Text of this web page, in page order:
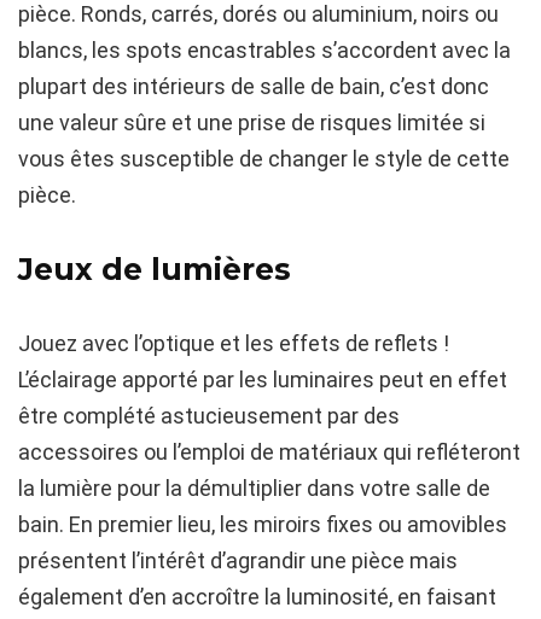
pièce. Ronds, carrés, dorés ou aluminium, noirs ou
blancs, les spots encastrables s’accordent avec la
plupart des intérieurs de salle de bain, c’est donc
une valeur sûre et une prise de risques limitée si
vous êtes susceptible de changer le style de cette
pièce.
Jeux de lumières
Jouez avec l’optique et les effets de reflets !
L’éclairage apporté par les luminaires peut en effet
être complété astucieusement par des
accessoires ou l’emploi de matériaux qui refléteront
la lumière pour la démultiplier dans votre salle de
bain. En premier lieu, les miroirs fixes ou amovibles
présentent l’intérêt d’agrandir une pièce mais
également d’en accroître la luminosité, en faisant